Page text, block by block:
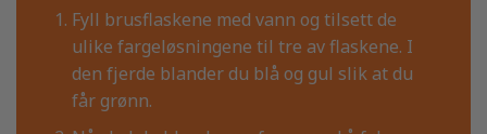
Fyll brusflaskene med vann og tilsett de
ulike fargeløsningene til tre av flaskene. I
den fjerde blander du blå og gul slik at du
får grønn.